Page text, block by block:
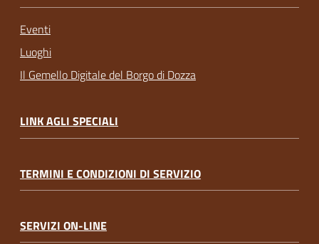
Eventi
Luoghi
Il Gemello Digitale del Borgo di Dozza
LINK AGLI SPECIALI
TERMINI E CONDIZIONI DI SERVIZIO
SERVIZI ON-LINE